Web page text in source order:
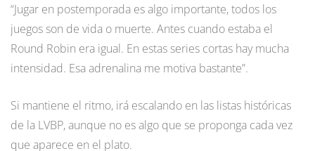
“Jugar en postemporada es algo importante, todos los
juegos son de vida o muerte. Antes cuando estaba el
Round Robin era igual. En estas series cortas hay mucha
intensidad. Esa adrenalina me motiva bastante”.
Si mantiene el ritmo, irá escalando en las listas históricas
de la LVBP, aunque no es algo que se proponga cada vez
que aparece en el plato.